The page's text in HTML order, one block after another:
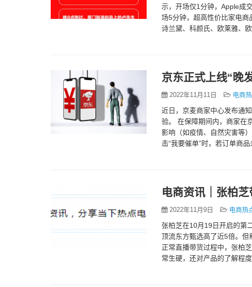
示，开场仅1分钟，Apple成
场5分钟，超高性价比家电
诗兰黛、科颜氏、欧莱雅、
京东正式上线“晚
2022年11月11日 电商
近日，京麦商家中心发布通
验。 在保障期间内，商家在
影响（如疫情、自然灾害等
击“我要催单”时，若订单商
电商资讯｜张柏
2022年11月9日 电商热
张柏芝在10月19日开启的第
顶流东方甄选高了近5倍。
正常直播带货过程中，张柏
常生硬，还对产品的了解程